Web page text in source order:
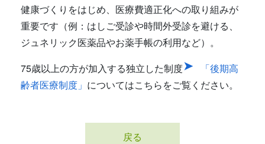
健康づくりをはじめ、医療費適正化への取り組みが
重要です（例：はしご受診や時間外受診を避ける、
ジュネリック医薬品やお薬手帳の利用など）。
75歳以上の方が加入する独立した制度
「後期高
齢者医療制度」 についてはこちらをご覧ください。
戻る